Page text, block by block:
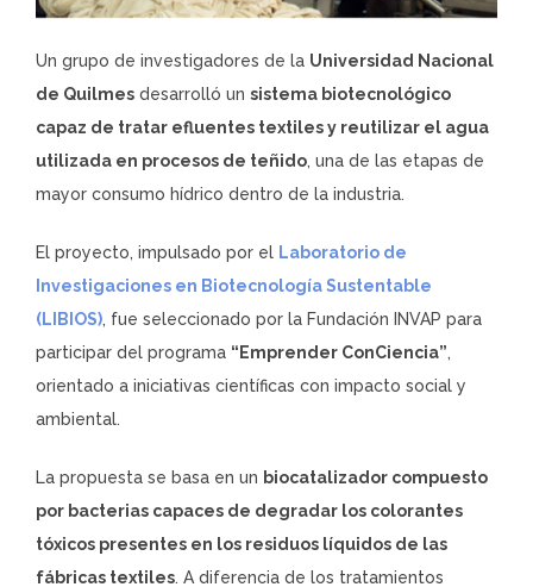
Un grupo de investigadores de la Universidad Nacional
de Quilmes desarrolló un sistema biotecnológico
capaz de tratar efluentes textiles y reutilizar el agua
utilizada en procesos de teñido, una de las etapas de
mayor consumo hídrico dentro de la industria.
El proyecto, impulsado por el Laboratorio de
Investigaciones en Biotecnología Sustentable
(LIBIOS), fue seleccionado por la Fundación INVAP para
participar del programa “Emprender ConCiencia”,
orientado a iniciativas científicas con impacto social y
ambiental.
La propuesta se basa en un biocatalizador compuesto
por bacterias capaces de degradar los colorantes
tóxicos presentes en los residuos líquidos de las
fábricas textiles. A diferencia de los tratamientos